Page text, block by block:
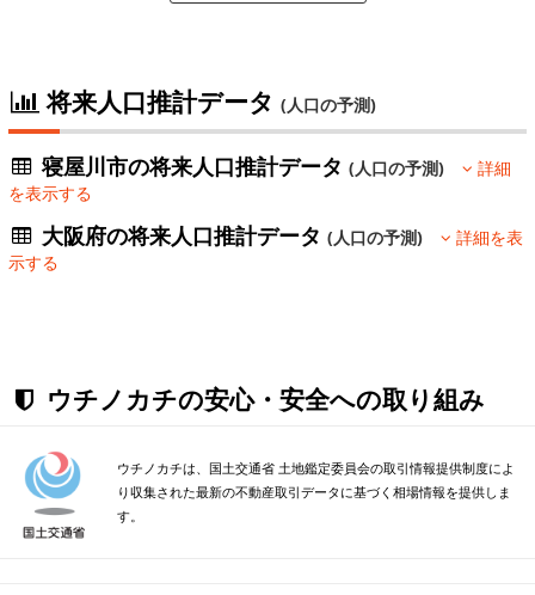
将来人口推計データ (人口の予測)
寝屋川市の将来人口推計データ(人口の予測)
詳細
を表示する
大阪府の将来人口推計データ(人口の予測)
詳細を表
示する
ウチノカチの安心・安全への取り組み
ウチノカチは、国土交通省 土地鑑定委員会の取引情報提供制度によ
り収集された最新の不動産取引データに基づく相場情報を提供しま
す。